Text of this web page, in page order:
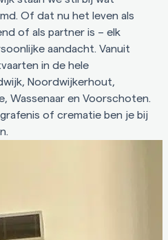
Of dat nu het leven als
of als partner is – elk
aandacht. Vanuit
in de hele
Noordwijkerhout,
Wassenaar en Voorschoten.
of crematie ben je bij